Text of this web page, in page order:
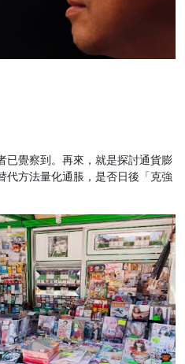
已覺察到。再來，就是探討通貨膨
代方法量化通脹，是否日後「克強